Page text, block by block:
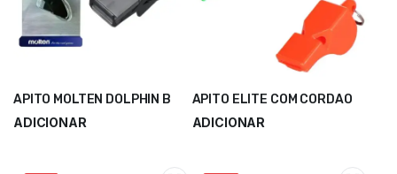
APITO MOLTEN DOLPHIN B
ADICIONAR
APITO ELITE COM CORDAO
ADICIONAR